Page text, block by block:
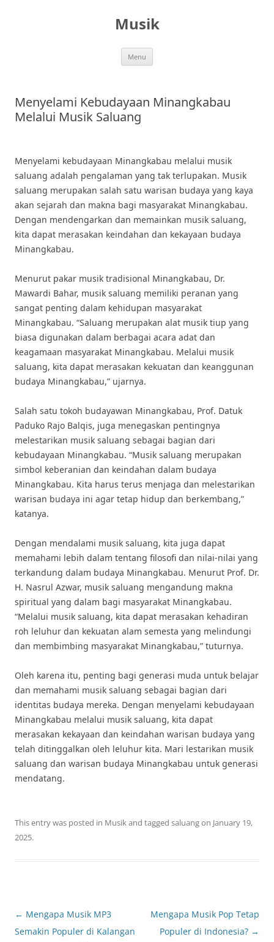
Musik
Menu
Menyelami Kebudayaan Minangkabau
Melalui Musik Saluang
Menyelami kebudayaan Minangkabau melalui musik
saluang adalah pengalaman yang tak terlupakan. Musik
saluang merupakan salah satu warisan budaya yang kaya
akan sejarah dan makna bagi masyarakat Minangkabau.
Dengan mendengarkan dan memainkan musik saluang,
kita dapat merasakan keindahan dan kekayaan budaya
Minangkabau.
Menurut pakar musik tradisional Minangkabau, Dr.
Mawardi Bahar, musik saluang memiliki peranan yang
sangat penting dalam kehidupan masyarakat
Minangkabau. “Saluang merupakan alat musik tiup yang
biasa digunakan dalam berbagai acara adat dan
keagamaan masyarakat Minangkabau. Melalui musik
saluang, kita dapat merasakan kekuatan dan keanggunan
budaya Minangkabau,” ujarnya.
Salah satu tokoh budayawan Minangkabau, Prof. Datuk
Paduko Rajo Balqis, juga menegaskan pentingnya
melestarikan musik saluang sebagai bagian dari
kebudayaan Minangkabau. “Musik saluang merupakan
simbol keberanian dan keindahan dalam budaya
Minangkabau. Kita harus terus menjaga dan melestarikan
warisan budaya ini agar tetap hidup dan berkembang,”
katanya.
Dengan mendalami musik saluang, kita juga dapat
memahami lebih dalam tentang filosofi dan nilai-nilai yang
terkandung dalam budaya Minangkabau. Menurut Prof. Dr.
H. Nasrul Azwar, musik saluang mengandung makna
spiritual yang dalam bagi masyarakat Minangkabau.
“Melalui musik saluang, kita dapat merasakan kehadiran
roh leluhur dan kekuatan alam semesta yang melindungi
dan membimbing masyarakat Minangkabau,” tuturnya.
Oleh karena itu, penting bagi generasi muda untuk belajar
dan memahami musik saluang sebagai bagian dari
identitas budaya mereka. Dengan menyelami kebudayaan
Minangkabau melalui musik saluang, kita dapat
merasakan kekayaan dan keindahan warisan budaya yang
telah ditinggalkan oleh leluhur kita. Mari lestarikan musik
saluang dan warisan budaya Minangkabau untuk generasi
mendatang.
This entry was posted in Musikand tagged saluangon January 19,
2025.
Post
navigation
← Mengapa Musik MP3
Semakin Populer di Kalangan
Mengapa Musik Pop Tetap
Populer di Indonesia? →